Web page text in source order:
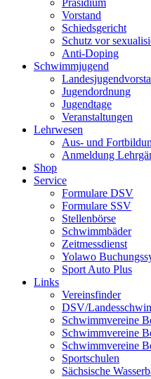
Präsidium
Vorstand
Schiedsgericht
Schutz vor
Anti-Doping
Schwimmjugend
Jugendordnung
Jugendtage
Veranstaltungen
Lehrwesen
Aus- und
Anmeldung
Shop
Service
Formulare DSV
Formulare SSV
Stellenbörse
Schwimmbäder
Zeitmessdienst
Yolawo
Sport Auto Plus
Links
Vereinsfinder
DSV/
Schwimmvereine
Schwimmvereine
Schwimmvereine
Sportschulen
Sächsische